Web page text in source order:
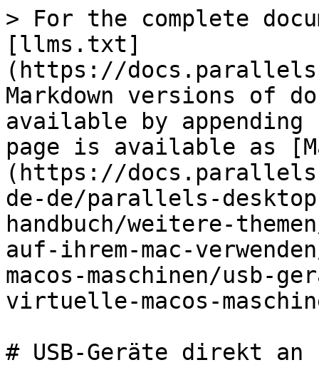
> For the complete
[llms.txt]
(https://
Markdown versions of
available by
page is available as
(https://
de-de/parallels-
handbuch/weitere-
auf-ihrem-mac-
macos-maschinen/usb-
virtuelle-macos-
# USB-Geräte direkt